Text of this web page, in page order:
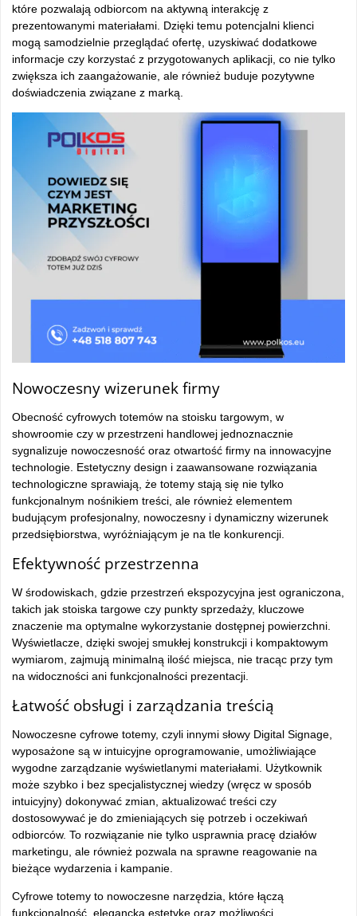
które pozwalają odbiorcom na aktywną interakcję z
prezentowanymi materiałami. Dzięki temu potencjalni klienci
mogą samodzielnie przeglądać ofertę, uzyskiwać dodatkowe
informacje czy korzystać z przygotowanych aplikacji, co nie tylko
zwiększa ich zaangażowanie, ale również buduje pozytywne
doświadczenia związane z marką.
Nowoczesny wizerunek firmy
Obecność cyfrowych totemów na stoisku targowym, w
showroomie czy w przestrzeni handlowej jednoznacznie
sygnalizuje nowoczesność oraz otwartość firmy na innowacyjne
technologie. Estetyczny design i zaawansowane rozwiązania
technologiczne sprawiają, że totemy stają się nie tylko
funkcjonalnym nośnikiem treści, ale również elementem
budującym profesjonalny, nowoczesny i dynamiczny wizerunek
przedsiębiorstwa, wyróżniającym je na tle konkurencji.
Efektywność przestrzenna
W środowiskach, gdzie przestrzeń ekspozycyjna jest ograniczona,
takich jak stoiska targowe czy punkty sprzedaży, kluczowe
znaczenie ma optymalne wykorzystanie dostępnej powierzchni.
Wyświetlacze, dzięki swojej smukłej konstrukcji i kompaktowym
wymiarom, zajmują minimalną ilość miejsca, nie tracąc przy tym
na widoczności ani funkcjonalności prezentacji.
Łatwość obsługi i zarządzania treścią
Nowoczesne cyfrowe totemy, czyli innymi słowy Digital Signage,
wyposażone są w intuicyjne oprogramowanie, umożliwiające
wygodne zarządzanie wyświetlanymi materiałami. Użytkownik
może szybko i bez specjalistycznej wiedzy (wręcz w sposób
intuicyjny) dokonywać zmian, aktualizować treści czy
dostosowywać je do zmieniających się potrzeb i oczekiwań
odbiorców. To rozwiązanie nie tylko usprawnia pracę działów
marketingu, ale również pozwala na sprawne reagowanie na
bieżące wydarzenia i kampanie.
Cyfrowe totemy to nowoczesne narzędzia, które łączą
funkcjonalność, elegancką estetykę oraz możliwości